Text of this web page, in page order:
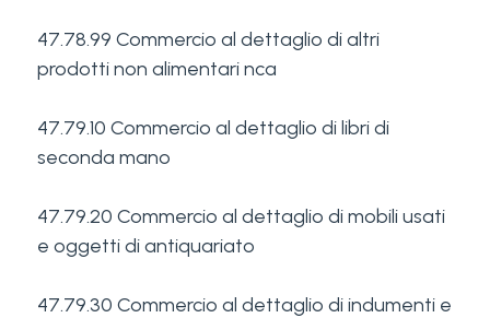
47.78.99 Commercio al dettaglio di altri
prodotti non alimentari nca
47.79.10 Commercio al dettaglio di libri di
seconda mano
47.79.20 Commercio al dettaglio di mobili usati
e oggetti di antiquariato
47.79.30 Commercio al dettaglio di indumenti e